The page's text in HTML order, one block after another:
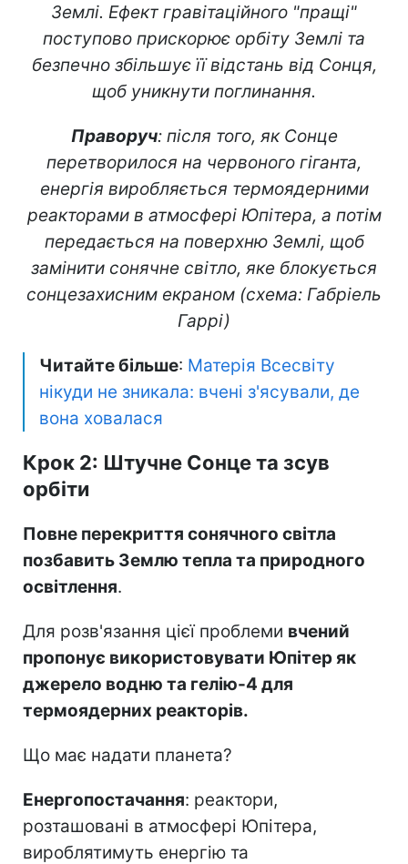
Землі. Ефект гравітаційного "пращі"
поступово прискорює орбіту Землі та
безпечно збільшує її відстань від Сонця,
щоб уникнути поглинання.
Праворуч: після того, як Сонце
перетворилося на червоного гіганта,
енергія виробляється термоядерними
реакторами в атмосфері Юпітера, а потім
передається на поверхню Землі, щоб
замінити сонячне світло, яке блокується
сонцезахисним екраном (схема: Габріель
Гаррі)
Читайте більше: Матерія Всесвіту
нікуди не зникала: вчені з'ясували, де
вона ховалася
Крок 2: Штучне Сонце та зсув
орбіти
Повне перекриття сонячного світла
позбавить Землю тепла та природного
освітлення.
Для розв'язання цієї проблеми вчений
пропонує використовувати Юпітер як
джерело водню та гелію-4 для
термоядерних реакторів.
Що має надати планета?
Енергопостачання: реактори,
розташовані в атмосфері Юпітера,
вироблятимуть енергію та